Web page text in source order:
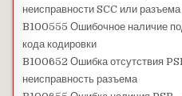
неисправности SCC или разъема
B100555 Ошибочное наличие
кода кодировки
B100652 Ошибка отсутствия
неисправность разъема